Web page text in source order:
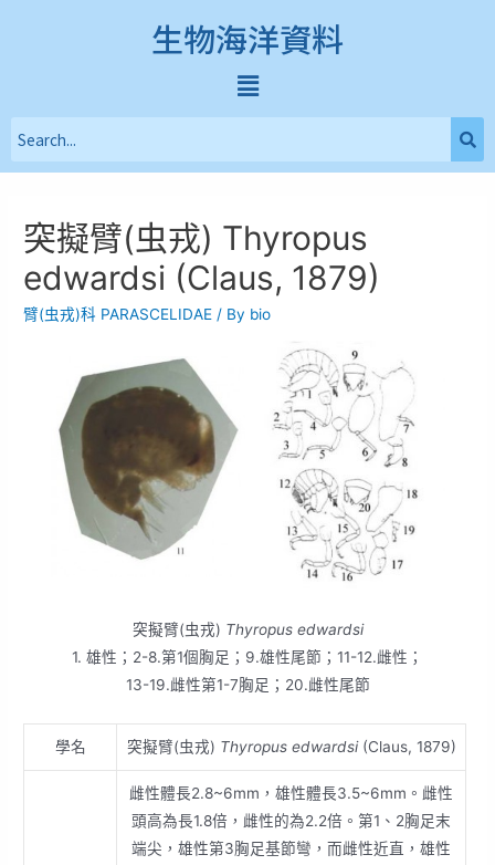
生物海洋資料
突擬臂(虫戎) Thyropus
edwardsi (Claus, 1879)
臂(虫戎)科 PARASCELIDAE / By bio
突擬臂(虫戎) Thyropus edwardsi
1. 雄性；2-8.第1個胸足；9.雄性尾節；11-12.雌性；
13-19.雌性第1-7胸足；20.雌性尾節
學名 突擬臂(虫戎) Thyropus edwardsi (Claus, 1879)
雌性體長2.8~6mm，雄性體長3.5~6mm。雌性
頭高為長1.8倍，雌性的為2.2倍。第1、2胸足末
端尖，雄性第3胸足基節彎，而雌性近直，雄性